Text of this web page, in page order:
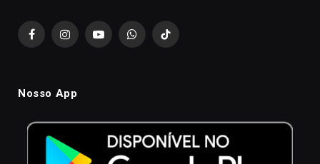
FacebookInstagramYouTubeWhatsAppTikTok
Nosso App